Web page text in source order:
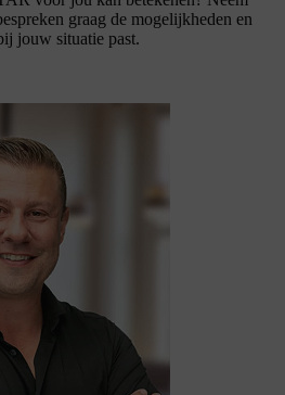
graag de mogelijkheden en
jouw situatie past.